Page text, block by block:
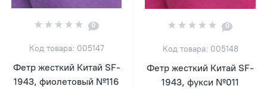
0
Код товара: 005147
Фетр жесткий Китай SF-
1943, фиолетовый №116
0
Код товара: 005148
Фетр жесткий Китай SF-
1943, фукси №011